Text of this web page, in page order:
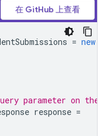
在 GitHub 上查看
= new
parameter on the
response =